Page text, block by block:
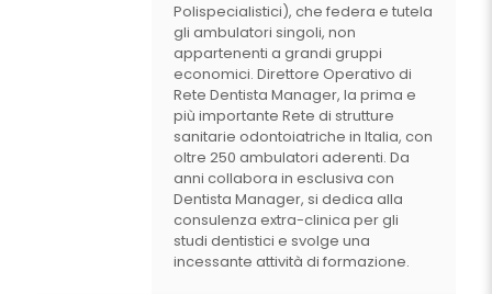
Polispecialistici), che federa e tutela
gli ambulatori singoli, non
appartenenti a grandi gruppi
economici. Direttore Operativo di
Rete Dentista Manager, la prima e
più importante Rete di strutture
sanitarie odontoiatriche in Italia, con
oltre 250 ambulatori aderenti. Da
anni collabora in esclusiva con
Dentista Manager, si dedica alla
consulenza extra-clinica per gli
studi dentistici e svolge una
incessante attività di formazione.